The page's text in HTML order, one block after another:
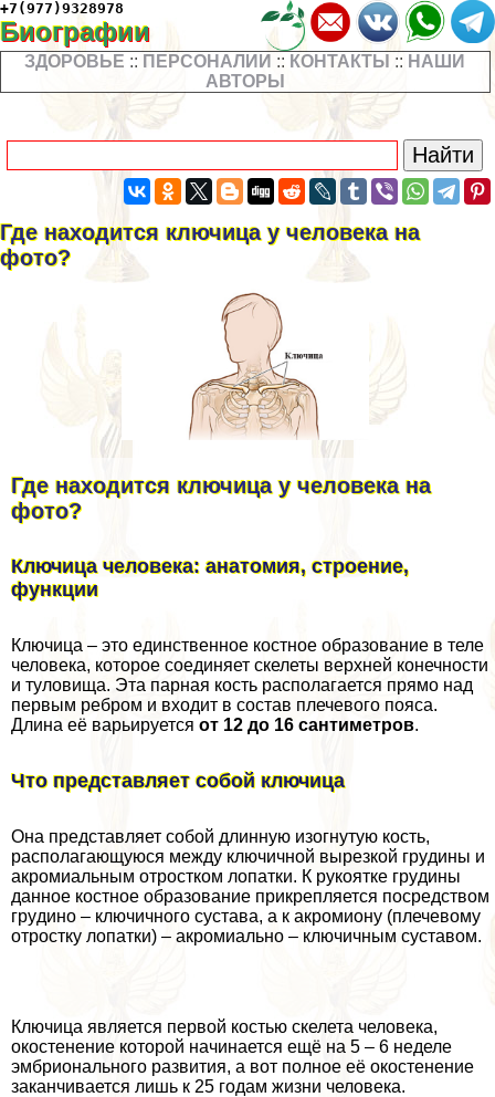
+7(977)9328978
Биографии
ЗДОРОВЬЕ :: ПЕРСОНАЛИИ :: КОНТАКТЫ :: НАШИ
АВТОРЫ
Где находится ключица у человека на
фото?
Где находится ключица у человека на
фото?
Ключица человека: анатомия, строение,
функции
Ключица – это единственное костное образование в теле
человека, которое соединяет скелеты верхней конечности
и туловища. Эта парная кость располагается прямо над
первым ребром и входит в состав плечевого пояса.
Длина её варьируется от 12 до 16 сантиметров.
Что представляет собой ключица
Она представляет собой длинную изогнутую кость,
располагающуюся между ключичной вырезкой гpyдины и
акромиальным отростком лопатки. К рукоятке гpyдины
данное костное образование прикрепляется посредством
гpyдино – ключичного сустава, а к акромиону (плечевому
отростку лопатки) – акромиально – ключичным суставом.
Ключица является первой костью скелета человека,
окостенение которой начинается ещё на 5 – 6 неделе
эмбрионального развития, а вот полное её окостенение
заканчивается лишь к 25 годам жизни человека.